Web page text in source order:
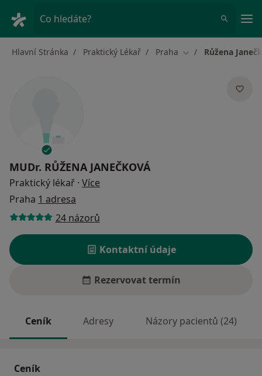
Co hledáte?
Hlavní Stránka Praktický Lékař Praha Změna města
Růžena
MUDr. RŮŽENA JANEČKOVÁ
Praktický lékař · Více
Praha 1 adresa
24 názorů
Kontaktní údaje
Rezervovat termín
Ceník Adresy Názory pacientů (24)
Ceník